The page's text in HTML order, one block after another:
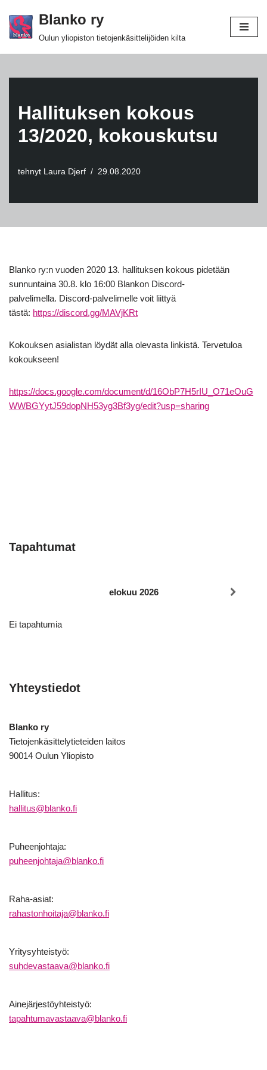
Siirry
Blanko ry
Oulun yliopiston tietojenkäsittelijöiden kilta
Hallituksen kokous
13/2020, kokouskutsu
tehnyt Laura Djerf 29.08.2020
Blanko ry:n vuoden 2020 13. hallituksen kokous pidetään
sunnuntaina 30.8. klo 16:00 Blankon Discord-
palvelimella. Discord-palvelimelle voit liittyä
tästä: https://discord.gg/MAVjKRt
Kokouksen asialistan löydät alla olevasta linkistä. Tervetuloa
kokoukseen!
https://docs.google.com/document/d/16ObP7H5rIU_O71eOuG
WWBGYytJ59dopNH53yg3Bf3yg/edit?usp=sharing
Tapahtumat
elokuu 2026
Ei tapahtumia
Yhteystiedot
Blanko ry
Tietojenkäsittelytieteiden laitos
90014 Oulun Yliopisto
Hallitus:
hallitus@blanko.fi
Puheenjohtaja:
puheenjohtaja@blanko.fi
Raha-asiat:
rahastonhoitaja@blanko.fi
Yritysyhteistyö:
suhdevastaava@blanko.fi
Ainejärjestöyhteistyö:
tapahtumavastaava@blanko.fi